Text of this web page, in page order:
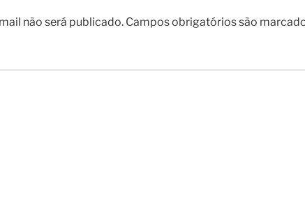
não será publicado. Campos obrigatórios são